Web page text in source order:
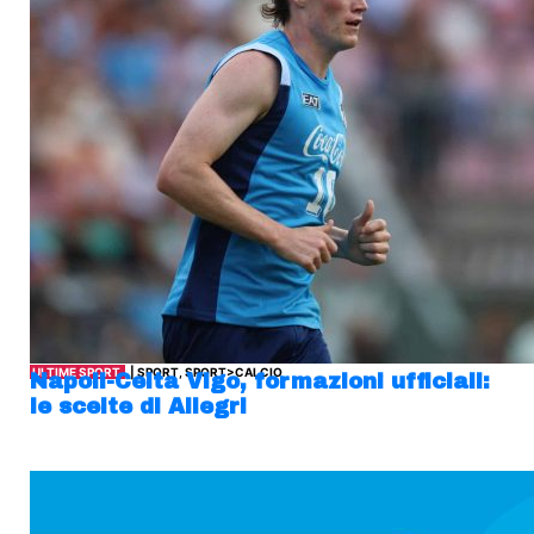
ULTIME SPORT| SPORT, SPORT>CALCIO
Napoli-Celta Vigo, formazioni ufficiali:
le scelte di Allegri